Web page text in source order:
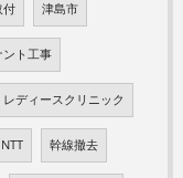
付 津島市
ント工事
レディースクリニック
NTT 幹線撤去